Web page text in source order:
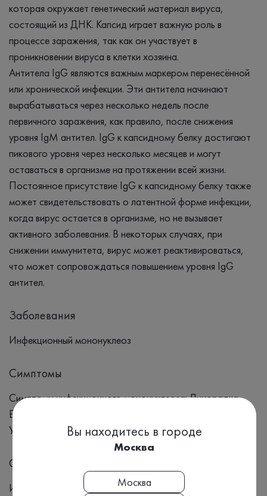
которая окружает генетический материал вируса,
состоящий из ДНК. Капсид играет важную роль в
процессе заражения, так как он участвует в
проникновении вируса в клетки хозяина.
Антитела IgG являются важным маркером перенесённой
или хронической инфекции. Эти антитела начинают
вырабатываться через несколько недель после
первичного заражения, как правило, после снижения
уровня IgM антител. IgG к капсидному белку достигают
пикового уровня через несколько месяцев и могут
оставаться в организме на протяжении всей жизни.
Постоянное присутствие IgG к капсидному белку также
может свидетельствовать о латентной форме инфекции,
когда вирус остается в организме, но не вызывает
активного заболевания. В некоторых случаях, при
снижении иммунитета, вирус может реактивироваться,
что может сопровождаться повышением уровня IgG
антител.
Заболевания
Инфекционный мононуклеоз
Симптомы
Симптомы инфекционного мононуклеоза: Лихорадка
Боль в горле Увеличение лимфатических узлов Усталость
Увеличение селезенки Головная боль Сыпь
Синонимы
Иммуноглобулины класса G к вирусу Эпштейн-Барр,
Вы находитесь в городе
Москва
Москва